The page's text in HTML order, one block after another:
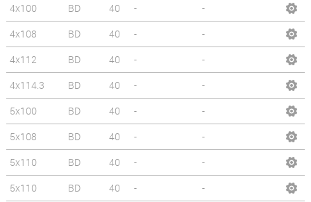
4x100
BD 40 -
-
4x108
BD 40 -
-
4x112
BD 40 -
-
4x114.3
BD 40 -
-
5x100
BD 40 -
-
5x108
BD 40 -
-
5x110
BD 40 -
-
5x110
BD 40 -
-